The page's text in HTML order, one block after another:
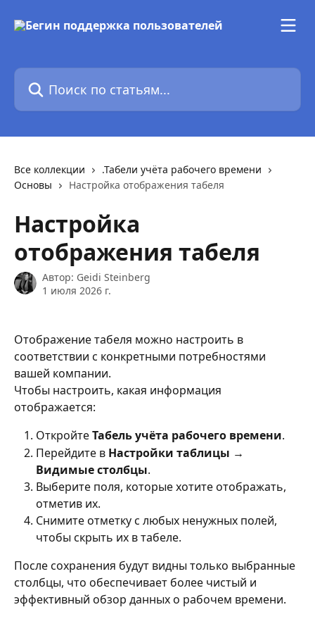
Поиск по статьям...
Все коллекции
.Табели учёта рабочего времени
Основы
Настройка отображения табеля
Настройка
отображения табеля
Автор: Geidi Steinberg
1 июля 2026 г.
Отображение табеля можно настроить в
соответствии с конкретными потребностями
вашей компании.
Чтобы настроить, какая информация
отображается:
Откройте Табель учёта рабочего времени.
Перейдите в Настройки таблицы →
Видимые столбцы.
Выберите поля, которые хотите отображать,
отметив их.
Снимите отметку с любых ненужных полей,
чтобы скрыть их в табеле.
После сохранения будут видны только выбранные
столбцы, что обеспечивает более чистый и
эффективный обзор данных о рабочем времени.